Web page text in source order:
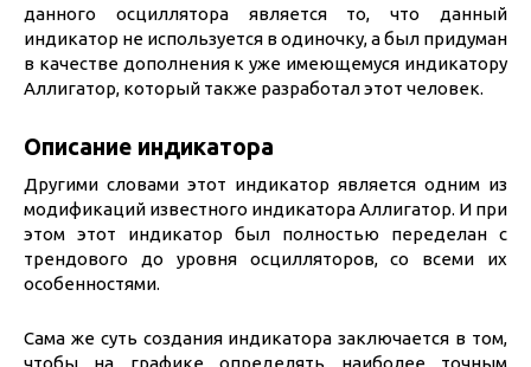
данного осциллятора является то, что данный
индикатор не используется в одиночку, а был придуман
в качестве дополнения к уже имеющемуся индикатору
Аллигатор, который также разработал этот человек.
Описание индикатора
Другими словами этот индикатор является одним из
модификаций известного индикатора Аллигатор. И при
этом этот индикатор был полностью переделан с
трендового до уровня осцилляторов, со всеми их
особенностями.
Сама же суть создания индикатора заключается в том,
чтобы на графике определять наиболее точным